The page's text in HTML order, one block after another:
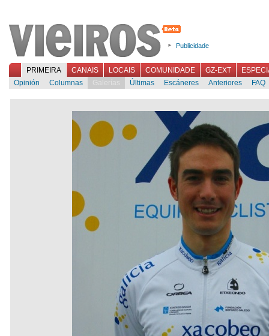
Publicidade
PRIMEIRA CANAIS LOCAIS COMUNIDADE GZ-EXT
Opinión
Columnas Galerías Últimas Escáneres Anteriores FAQ